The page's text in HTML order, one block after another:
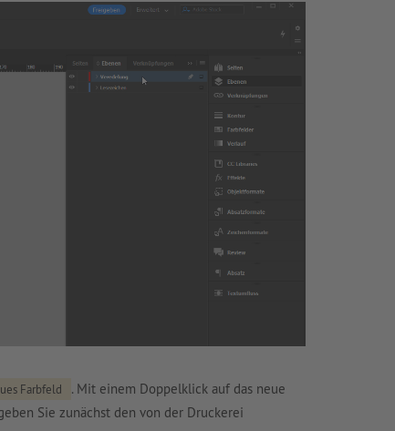
Farbfeld
. Mit einem Doppelklick auf das neue
Sie zunächst den von der Druckerei